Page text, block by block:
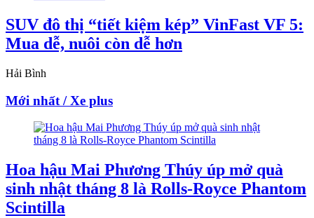
SUV đô thị “tiết kiệm kép” VinFast VF 5:
Mua dễ, nuôi còn dễ hơn
Hải Bình
Mới nhất / Xe plus
Hoa hậu Mai Phương Thúy úp mở quà
sinh nhật tháng 8 là Rolls-Royce Phantom
Scintilla